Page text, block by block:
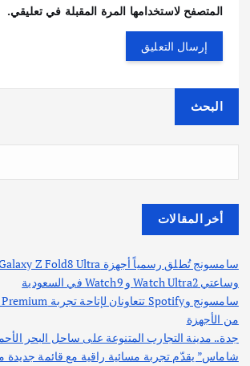
المتصفح لاستخدامها المرة المقبلة في تعليقي.
البحث
أخر المقالات
وساعتي Watch Ultra2 و Watch9 في السعودية
من الأجهزة
جدة.. مدينة التجارب المتنوعة على ساحل البحر
شاماس” يقدّم تجربة مسائية راقية مع قائمة جديدة